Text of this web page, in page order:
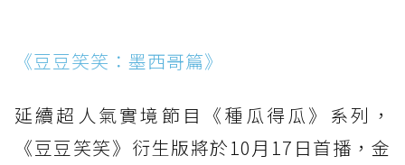
《豆豆笑笑：墨西哥篇》
延續超人氣實境節目《種瓜得瓜》系列，
《豆豆笑笑》衍生版將於10月17日首播，金